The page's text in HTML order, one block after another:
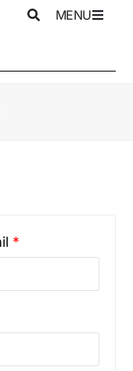
MENU
*